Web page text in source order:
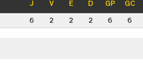
J V E D GP GC
6
2 2 2 6 6